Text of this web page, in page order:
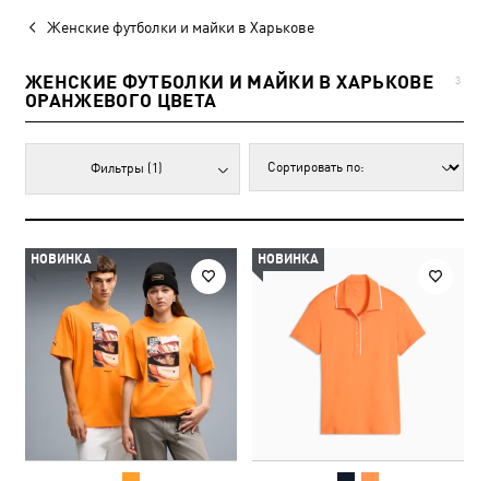
Женские футболки и майки в Харькове
ЖЕНСКИЕ ФУТБОЛКИ И МАЙКИ В ХАРЬКОВЕ
ОРАНЖЕВОГО ЦВЕТА
3
Фильтры (1)
НОВИНКА НОВИНКА